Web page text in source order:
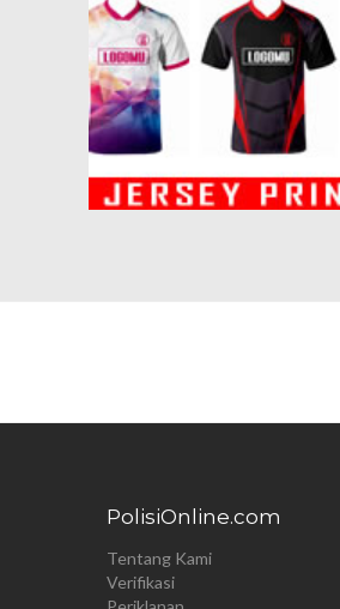
PolisiOnline.com
Tentang Kami
Verifikasi